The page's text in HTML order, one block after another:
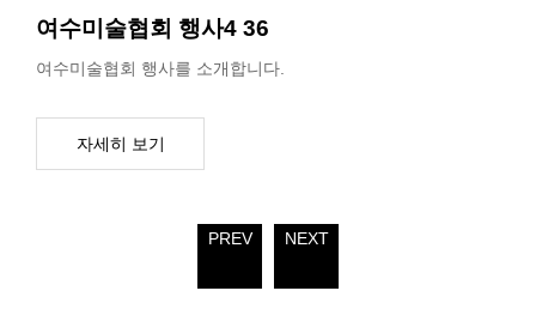
여수미술협회 행사4 36
여수미술협회 행사를 소개합니다.
PREV NEXT